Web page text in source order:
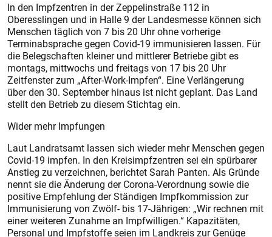
In den Impfzentren in der Zeppelinstraße 112 in
Oberesslingen und in Halle 9 der Landesmesse können sich
Menschen täglich von 7 bis 20 Uhr ohne vorherige
Terminabsprache gegen Covid-19 immunisieren lassen. Für
die Belegschaften kleiner und mittlerer Betriebe gibt es
montags, mittwochs und freitags von 17 bis 20 Uhr
Zeitfenster zum „After-Work-Impfen“. Eine Verlängerung
über den 30. September hinaus ist nicht ge­plant. Das Land
stellt den Betrieb zu diesem Stichtag ein.
Wider mehr Impfungen
Laut Landratsamt lassen sich wieder mehr Menschen gegen
Covid-19 impfen. In den Kreisimpfzentren sei ein spürbarer
Anstieg zu verzeichnen, berichtet Sarah Panten. Als Gründe
nennt sie die Änderung der Corona-Verordnung sowie die
positive Empfehlung der Ständigen Impfkommission zur
Immunisierung von Zwölf- bis 17-Jährigen: „Wir rechnen mit
einer weiteren Zunahme an Impfwilligen.“ Kapazitäten,
Personal und Impfstoffe seien im Landkreis zur Genüge